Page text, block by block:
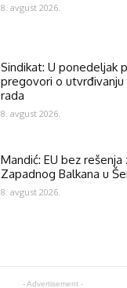
8. avgust 2026.
Sindikat: U ponedeljak
pregovori o utvrđivanju
rada
8. avgust 2026.
Mandić: EU bez rešenja
Zapadnog Balkana u
8. avgust 2026.
- Advertisement -